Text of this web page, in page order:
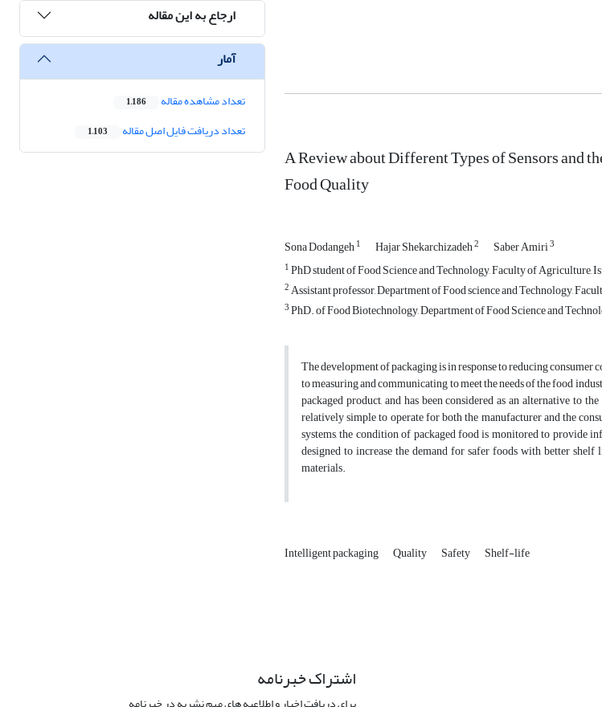
A Review about Different Types of Sensors
Food Quality
Sona Dodangeh1 Hajar Shekarchizadeh2 Saber Amiri3
1PhD student of Food Science and Technology, Faculty of Agriculture,
2Assistant professor, Department of Food science and Technology,
3PhD. of Food Biotechnology, Department of Food Science and
The development of packaging is in response to reducing
to measuring and communicating to meet the needs of the food
packaged product, and has been considered as an alternative to
relatively simple to operate for both the manufacturer and the
systems, the condition of packaged food is monitored to provide
designed to increase the demand for safer foods with better
materials.
Intelligent packaging Quality Safety Shelf-life
ارجاع به این مقاله
آمار
تعداد مشاهده مقاله 1,186
تعداد دریافت فایل اصل مقاله 1,103
اشتراک خبرنامه